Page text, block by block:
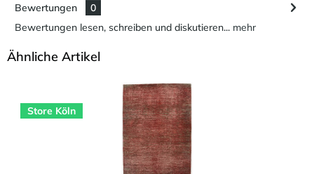
Bewertungen
0
Bewertungen lesen, schreiben und diskutieren... mehr
Ähnliche Artikel
Store Köln